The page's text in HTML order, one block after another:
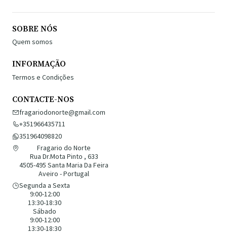
SOBRE NÓS
Quem somos
INFORMAÇÃO
Termos e Condições
CONTACTE-NOS
fragariodonorte@gmail.com
+351966435711
351964098820
Fragario do Norte
Rua Dr.Mota Pinto , 633
4505-495 Santa Maria Da Feira
Aveiro - Portugal
Segunda a Sexta
9:00-12:00
13:30-18:30
Sábado
9:00-12:00
13:30-18:30